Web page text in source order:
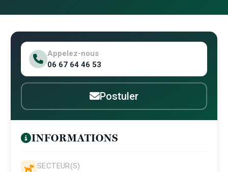
Appelez-nous
06 67 64 46 53
Postuler
INFORMATIONS
SECTEUR(S)